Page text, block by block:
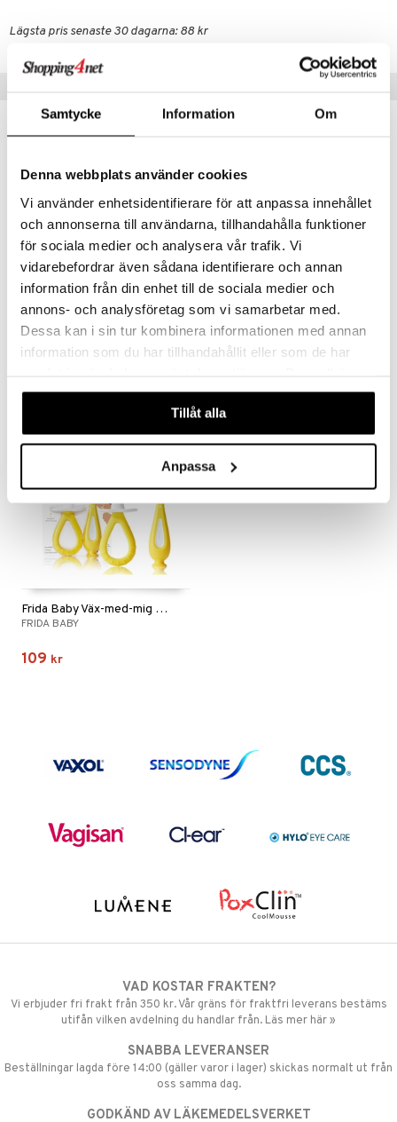
Samtycke Information Om
Denna webbplats använder cookies
Vi använder enhetsidentifierare för att anpassa innehållet
och annonserna till användarna, tillhandahålla funktioner
för sociala medier och analysera vår trafik. Vi
vidarebefordrar även sådana identifierare och annan
information från din enhet till de sociala medier och
annons- och analysföretag som vi samarbetar med.
Dessa kan i sin tur kombinera informationen med annan
information som du har tillhandahållit eller som de har
våra cookies vid fortsatt användande av vår webbplats.
Tillåt alla
Anpassa
Lägsta pris senaste 30 dagarna: 88 kr
Frida Baby Badborste
FRIDA BABY
59
FRIDA BABY
109
Frida Baby Väx-med-mig tandborstträningsset
FRIDA BABY
109 kr
stödstrumpa
VAD KOSTAR FRAKTEN?
Vi erbjuder fri frakt från 350 kr. Vår gräns för fraktfri leverans bestäms
utifån vilken avdelning du handlar från. Läs mer här »
SNABBA LEVERANSER
Beställningar lagda före 14:00 (gäller varor i lager) skickas normalt ut från
oss samma dag.
GODKÄND AV LÄKEMEDELSVERKET